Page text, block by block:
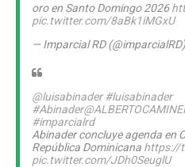
oro en Santo Domingo 2026
pic.twitter.com/8aBk1iMGxU
— Imparcial RD
@luisabinader #luisabinader
#Abinader
#imparcialrd
Abinader concluye agenda en
República Dominicana https://
pic.twitter.com/JDh0SeuglU